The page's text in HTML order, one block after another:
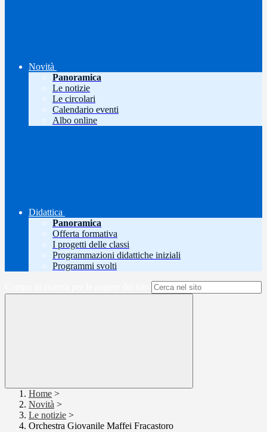
Novità
Panoramica
Le notizie
Le circolari
Calendario eventi
Albo online
Didattica
Panoramica
Offerta formativa
I progetti delle classi
Programmazioni didattiche iniziali
Programmi svolti
Home >
Novità >
Le notizie >
Orchestra Giovanile Maffei Fracastoro